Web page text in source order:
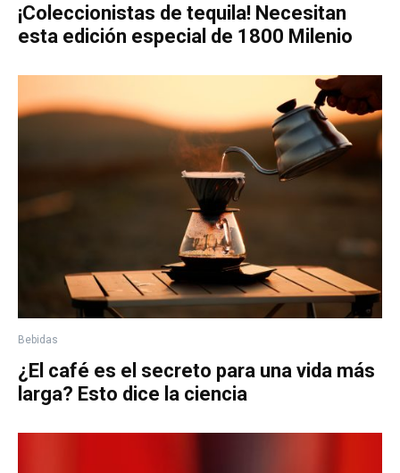
¡Coleccionistas de tequila! Necesitan
esta edición especial de 1800 Milenio
Bebidas
¿El café es el secreto para una vida más
larga? Esto dice la ciencia